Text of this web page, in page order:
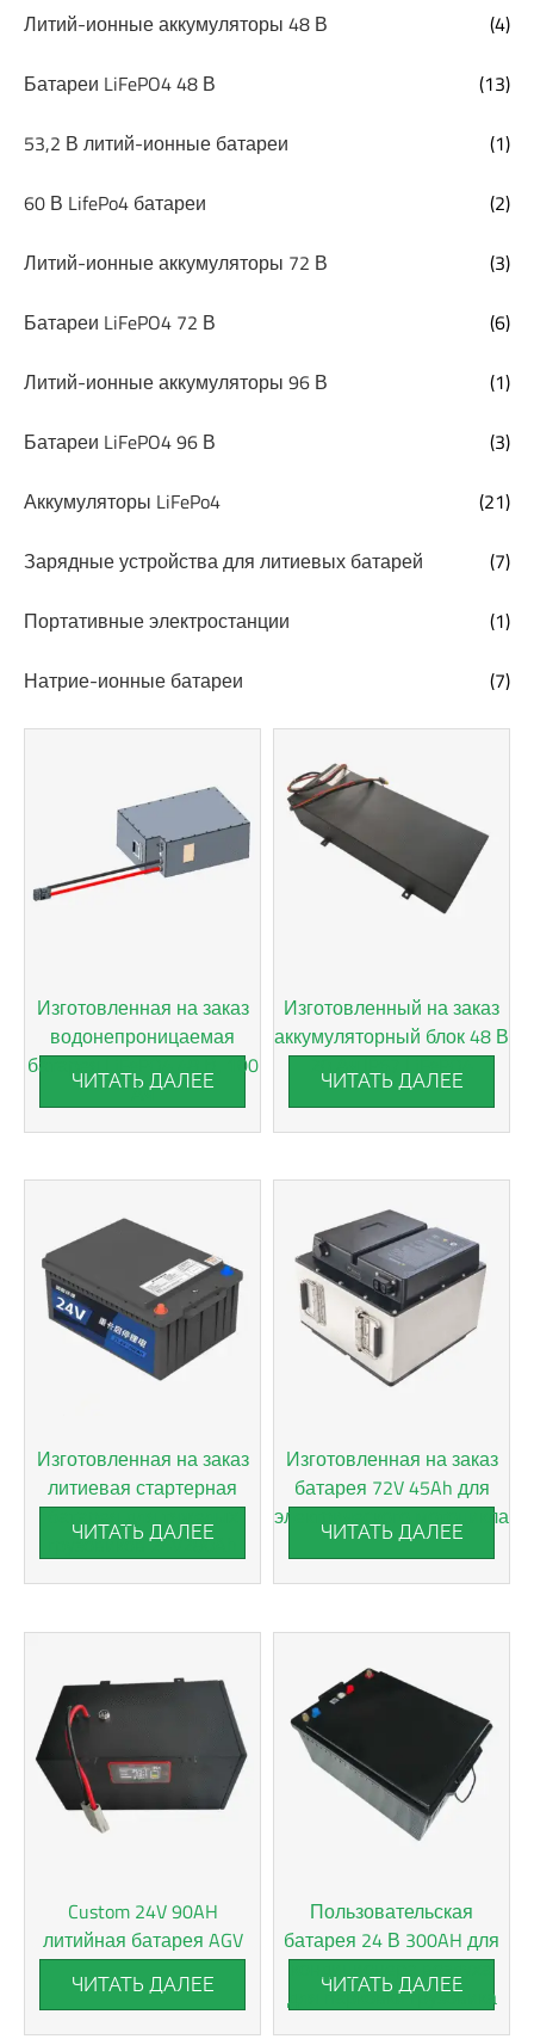
Литий-ионные аккумуляторы 48 В (4)
Батареи LiFePO4 48 В (13)
53,2 В литий-ионные батареи (1)
60 В LifePo4 батареи (2)
Литий-ионные аккумуляторы 72 В (3)
Батареи LiFePO4 72 В (6)
Литий-ионные аккумуляторы 96 В (1)
Батареи LiFePO4 96 В (3)
Аккумуляторы LiFePo4 (21)
Зарядные устройства для литиевых батарей (7)
Портативные электростанции (1)
Натрие-ионные батареи (7)
Изготовленная на заказ
водонепроницаемая
батарея LiFePO4 48 В, 100
Ач
ЧИТАТЬ ДАЛЕЕ
Изготовленный на заказ
аккумуляторный блок 48 В
20 Ач IP67 LiFePO4
ЧИТАТЬ ДАЛЕЕ
Изготовленная на заказ
литиевая стартерная
батарея для тяжелых
грузовиков 24V280Ah
ЧИТАТЬ ДАЛЕЕ
Изготовленная на заказ
батарея 72V 45Ah для
электрического мотоцикла
ЧИТАТЬ ДАЛЕЕ
Custom 24V 90AH
литийная батарея AGV
ЧИТАТЬ ДАЛЕЕ
Пользовательская
батарея 24 В 300AH для
кондиционера воздуха
для парковки грузовика
ЧИТАТЬ ДАЛЕЕ